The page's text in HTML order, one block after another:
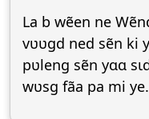
La b wẽen ne
vʋʋgd ned sẽn ki
pʋleng sẽn yɑɑ
wʋsg fãa pa mi ye.